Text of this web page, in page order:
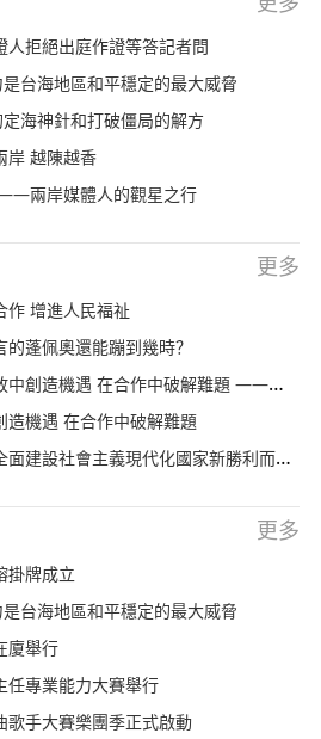
拒絕出庭作證等答記者問
台海地區和平穩定的最大威脅
海神針和打破僵局的解方
岸 越陳越香
兩岸媒體人的觀星之行
更多
作 增進人民福祉
蓬佩奧還能蹦到幾時？
難題 ——論習近平主席在第三屆中國國際進口博覽會開幕式上主旨演講
造機遇 在合作中破解難題
代化國家新勝利而奮鬥——學習貫徹黨的十九屆五中全會精神
更多
掛牌成立
台海地區和平穩定的最大威脅
廈舉行
任專業能力大賽舉行
歌手大賽樂團季正式啟動